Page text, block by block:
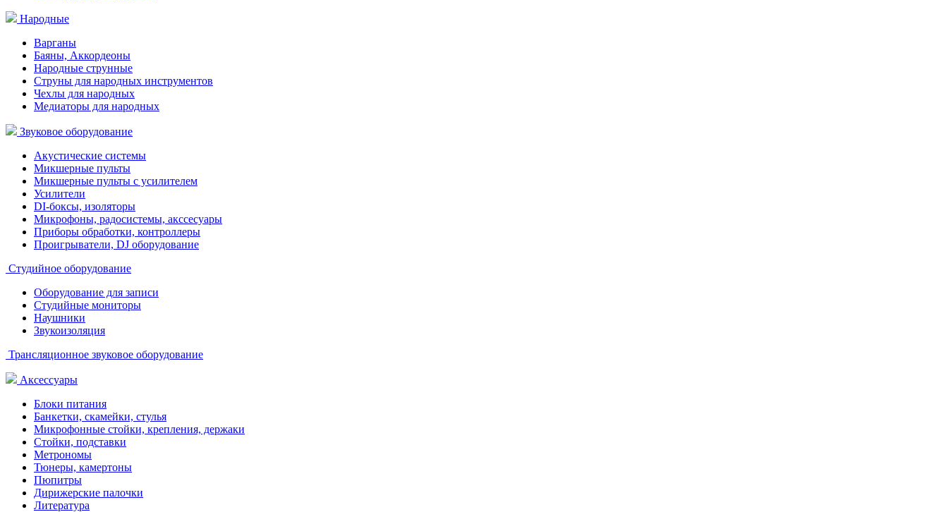
Народные
Варганы
Баяны, Аккордеоны
Народные струнные
Струны для народных инструментов
Чехлы для народных
Медиаторы для народных
Звуковое оборудование
Акустические системы
Микшерные пульты
Микшерные пульты с усилителем
Усилители
DI-боксы, изоляторы
Микрофоны, радосистемы, акссесуары
Приборы обработки, контроллеры
Проигрыватели, DJ оборудование
Студийное оборудование
Оборудование для записи
Студийные мониторы
Наушники
Звукоизоляция
Трансляционное звуковое оборудование
Аксессуары
Блоки питания
Банкетки, скамейки, стулья
Микрофонные стойки, крепления, держаки
Стойки, подставки
Метрономы
Тюнеры, камертоны
Пюпитры
Дирижерские палочки
Литература